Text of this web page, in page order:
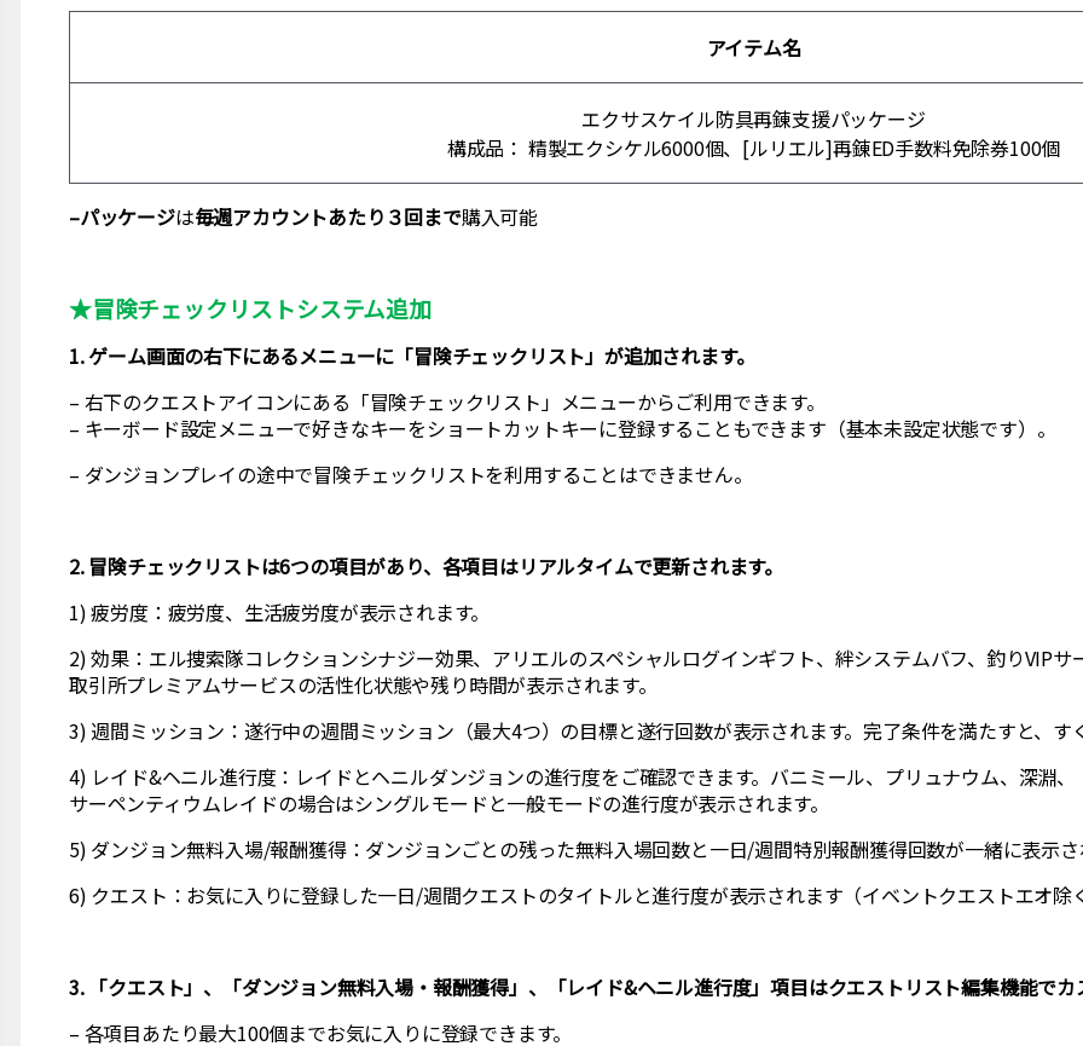
アイテム名
エクサスケイル防具再錬支援パッケージ
構成品： 精製エクシケル6000個、[ルリエル]再錬ED手数料免除券100個
–パッケージは毎週アカウントあたり３回まで購入可能
★冒険チェックリストシステム追加
1. ゲーム画面の右下にあるメニューに「冒険チェックリスト」が追加されます。
– 右下のクエストアイコンにある「冒険チェックリスト」メニューからご利用できます。
– キーボード設定メニューで好きなキーをショートカットキーに登録することもできます（基本未設定状態です）。
– ダンジョンプレイの途中で冒険チェックリストを利用することはできません。
2. 冒険チェックリストは6つの項目があり、各項目はリアルタイムで更新されます。
1) 疲労度：疲労度、生活疲労度が表示されます。
2) 効果：エル捜索隊コレクションシナジー効果、アリエルのスペシャルログインギフト、絆システムバフ、釣りVIPサ
取引所プレミアムサービスの活性化状態や残り時間が表示されます。
3) 週間ミッション：遂行中の週間ミッション（最大4つ）の目標と遂行回数が表示されます。完了条件を満たすと、
4) レイド&ヘニル進行度：レイドとヘニルダンジョンの進行度をご確認できます。バニミール、プリュナウム、深淵、
サーペンティウムレイドの場合はシングルモードと一般モードの進行度が表示されます。
5) ダンジョン無料入場/報酬獲得：ダンジョンごとの残った無料入場回数と一日/週間特別報酬獲得回数が一緒に表示
6) クエスト：お気に入りに登録した一日/週間クエストのタイトルと進行度が表示されます（イベントクエストエオ除
3. 「クエスト」、「ダンジョン無料入場・報酬獲得」、「レイド&ヘニル進行度」項目はクエストリスト編集機能でカ
– 各項目あたり最大100個までお気に入りに登録できます。